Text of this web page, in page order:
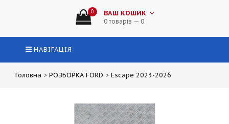
0 ВАШ КОШИК
0 товарів — 0
НАВІГАЦІЯ
Головна > РОЗБОРКА FORD > Escape 2023-2026